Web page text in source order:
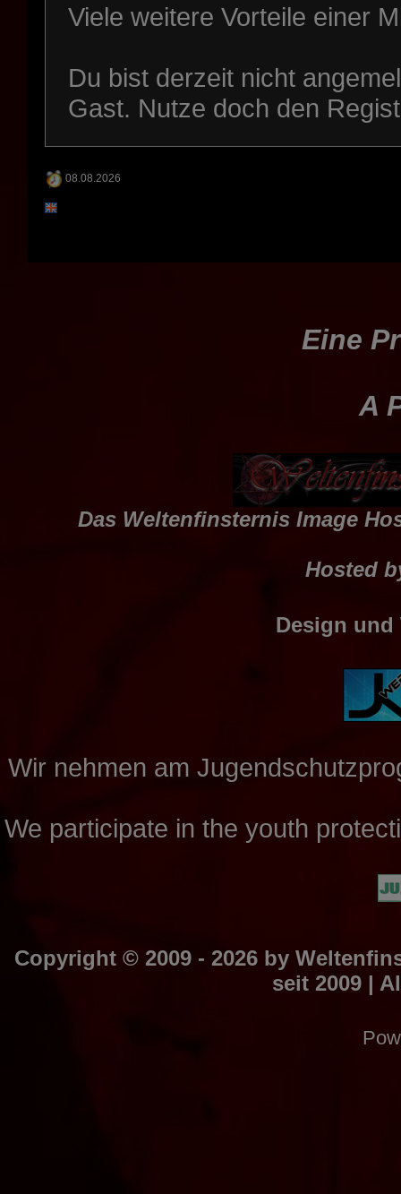
Viele weitere Vorteile einer
Du bist derzeit nicht
Gast. Nutze doch den
08.08.2026
Eine
A
Das Weltenfinsternis Image
Hosted
Design und
Wir nehmen am
We participate in the youth
Copyright © 2009 - 2026 by
seit 2009|